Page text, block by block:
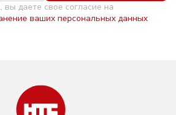
вы даете свое согласие на
ваших персональных данных